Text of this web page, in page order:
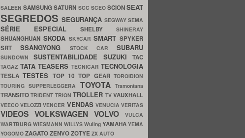
SALEENSAMSUNGSATURN SCC SCEO SCIONSEAT
SEGREDOSSEGURANÇA SEGWAYSEMA
SÉRIE ESPECIAL SHELBY SHINERAY
SHUANGHUAN SKODA SKYCARSMART SPYKER
SRTSSANGYONG STOCK CAR SUBARU
SUNDOWNSUSTENTABILIDADE SUZUKITAC
TAGAZ TATA TEASERS TECNICAR TECNOLOGIA
TESLATESTES TOP 10TOP GEARTOROIDION
TOURING SUPPERLEGGERA TOYOTATramontana
TRÂNSITOTRIDENT TRIONTROLLER TVVAUXHALL
VEECOVELOZZIVENCER VENDAS VENUCIAVERITAS
VIDEOS VOLKSWAGEN VOLVO
VULCA
WARTBURG WIESMANN WILLYS Wuling YAMAHA YEMA
YOGOMO ZAGATOZENVOZOTYE ZX AUTO